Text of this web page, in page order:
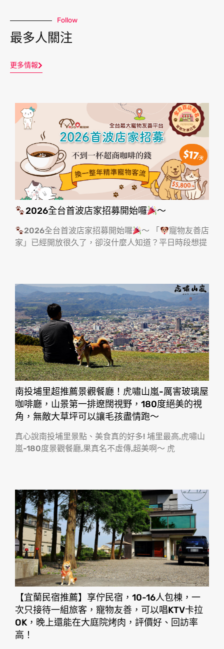
Follow
最多人關注
更多情報
2026全台首波店家招募開始囉 ～
2026全台首波店家招募開始囉 ～ 「
寵物友善店
家」已經開放很久了，卻沒什麼人知道？平日時段想提
南投埔里超推薦景觀餐廳！虎嘯山嵐-厲害玻璃屋
咖啡廳，山景第一排遼闊視野，180度絕美的視
角，無敵大草坪可以讓毛孩盡情跑〜
真心說南投埔里景點、美食真的好多! 埔里最高,虎嘯山
嵐-180度景觀餐廳,果真名不虛傳,超美啊〜 虎
【宜蘭民宿推薦】享佇民宿，10-16人包棟，一
次只接待一組旅客，寵物友善，可以唱KTV卡拉
OK，晚上還能在大庭院烤肉，評價好、回訪率
高！